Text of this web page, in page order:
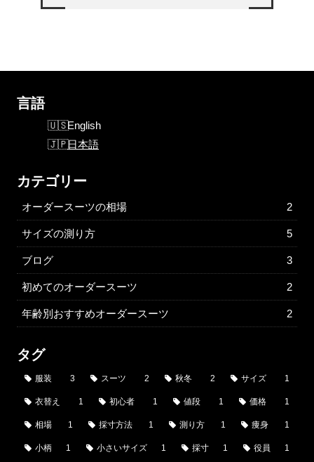
言語
English
日本語
カテゴリー
オーダースーツの相場 2
サイズの測り方 5
ブログ 3
初めてのオーダースーツ 2
年齢別おすすめオーダースーツ 2
タグ
服装 3 スーツ 2 秋冬 2 サイズ 1
衣替え 1 初心者 1 値段 1 価格 1
相場 1 採寸方法 1 測り方 1 痩身 1
小柄 1 小さいサイズ 1 採寸 1 役員 1